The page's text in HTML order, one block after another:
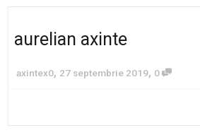
aurelian axinte
axintex0, 27 septembrie 2019, 0